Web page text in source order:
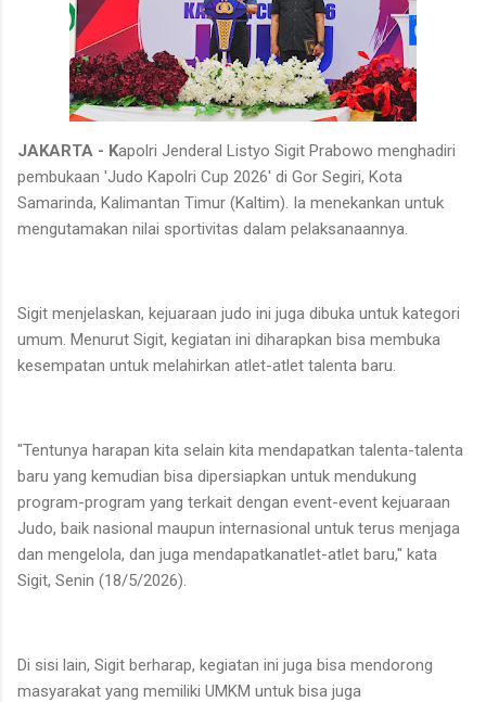
JAKARTA - Kapolri Jenderal Listyo Sigit Prabowo menghadiri
pembukaan 'Judo Kapolri Cup 2026' di Gor Segiri, Kota
Samarinda, Kalimantan Timur (Kaltim). Ia menekankan untuk
mengutamakan nilai sportivitas dalam pelaksanaannya.
Sigit menjelaskan, kejuaraan judo ini juga dibuka untuk kategori
umum. Menurut Sigit, kegiatan ini diharapkan bisa membuka
kesempatan untuk melahirkan atlet-atlet talenta baru.
"Tentunya harapan kita selain kita mendapatkan talenta-talenta
baru yang kemudian bisa dipersiapkan untuk mendukung
program-program yang terkait dengan event-event kejuaraan
Judo, baik nasional maupun internasional untuk terus menjaga
dan mengelola, dan juga mendapatkanatlet-atlet baru," kata
Sigit, Senin (18/5/2026).
Di sisi lain, Sigit berharap, kegiatan ini juga bisa mendorong
masyarakat yang memiliki UMKM untuk bisa juga